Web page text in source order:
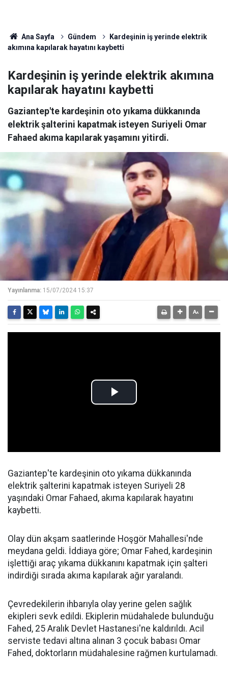
Ana Sayfa Gündem
Kardeşinin iş yerinde elektrik
akımına kapılarak hayatını kaybetti
Kardeşinin iş yerinde elektrik akımına
kapılarak hayatını kaybetti
Gaziantep'te kardeşinin oto yıkama dükkanında
elektrik şalterini kapatmak isteyen Suriyeli Omar
Fahaed akıma kapılarak yaşamını yitirdi.
Yayınlanma: 15/07/2024 15:37
Gaziantep'te kardeşinin oto yıkama dükkanında
elektrik şalterini kapatmak isteyen Suriyeli 28
yaşındaki Omar Fahaed, akıma kapılarak hayatını
kaybetti.
Olay dün akşam saatlerinde Hoşgör Mahallesi'nde
meydana geldi. İddiaya göre; Omar Fahed, kardeşinin
işlettiği araç yıkama dükkanını kapatmak için şalteri
indirdiği sırada akıma kapılarak ağır yaralandı.
Çevredekilerin ihbarıyla olay yerine gelen sağlık
ekipleri sevk edildi. Ekiplerin müdahalede bulunduğu
Fahed, 25 Aralık Devlet Hastanesi'ne kaldırıldı. Acil
serviste tedavi altına alınan 3 çocuk babası Omar
Fahed, doktorların müdahalesine rağmen kurtulamadı.